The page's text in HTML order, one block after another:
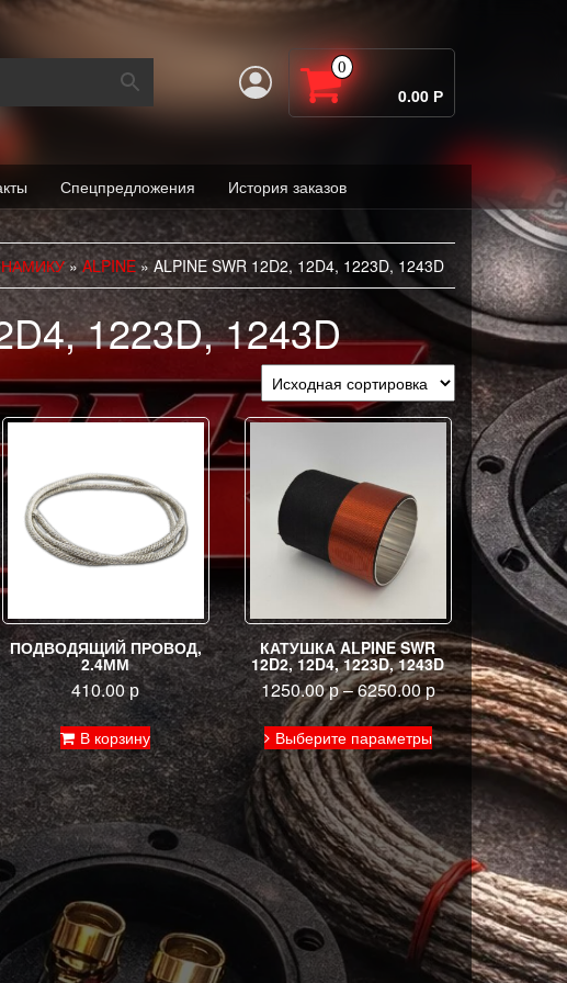
0
0.00 Р
Спецпредложения История заказов
»ALPINE» ALPINE SWR 12D2, 12D4, 1223D, 1243D
1223D, 1243D
ПОДВОДЯЩИЙ ПРОВОД,
2.4ММ
410.00р
В корзину
КАТУШКА ALPINE SWR
12D2, 12D4, 1223D, 1243D
1250.00р–6250.00р
Выберите параметры
Этот
товар
имеет
несколько
вариаций.
Опции
можно
выбрать
на
странице
товара.